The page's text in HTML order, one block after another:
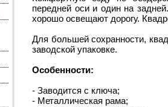
передней оси и один на
хорошо освещают дорогу.
Для большей сохранности,
заводской упаковке.
Особенности:
- Заводится с ключа;
- Металлическая рама;